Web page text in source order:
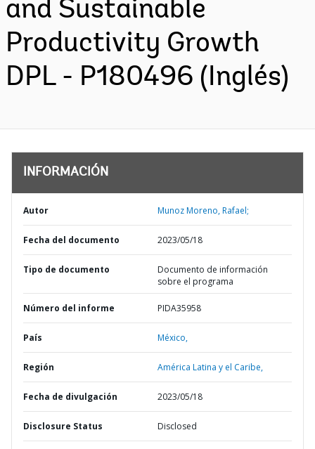
and Sustainable
Productivity Growth
DPL - P180496 (Inglés)
INFORMACIÓN
Autor Munoz Moreno, Rafael;
Fecha del documento 2023/05/18
Tipo de documento
Documento de información
sobre el programa
Número del informe PIDA35958
País México,
Región América Latina y el Caribe,
Fecha de divulgación 2023/05/18
Disclosure Status Disclosed